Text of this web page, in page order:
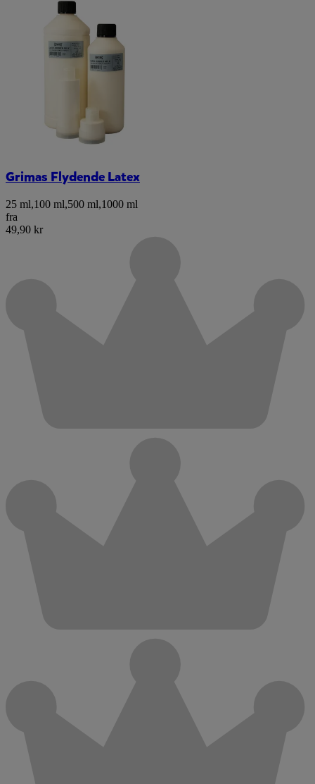
Grimas Flydende Latex
25 ml,100 ml,500 ml,1000 ml
fra
49,90 kr